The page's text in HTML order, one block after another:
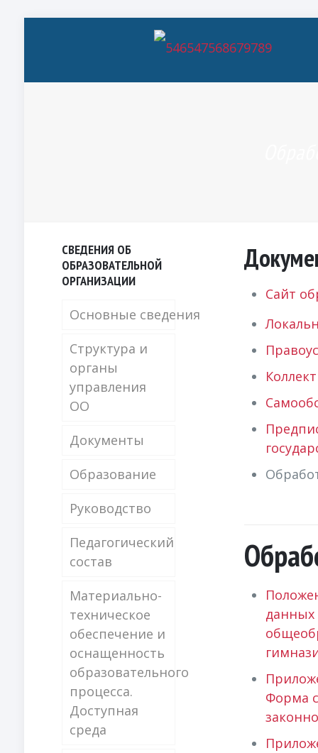
Сайт
данных
Форма
СВЕДЕНИЯ ОБ
ОБРАЗОВАТЕЛЬНОЙ
ОРГАНИЗАЦИИ
Основные сведения
Структура и
органы
управления
ОО
Документы
Образование
Руководство
Педагогический
состав
Материально-
техническое
обеспечение и
оснащенность
образовательного
процесса.
Доступная
среда